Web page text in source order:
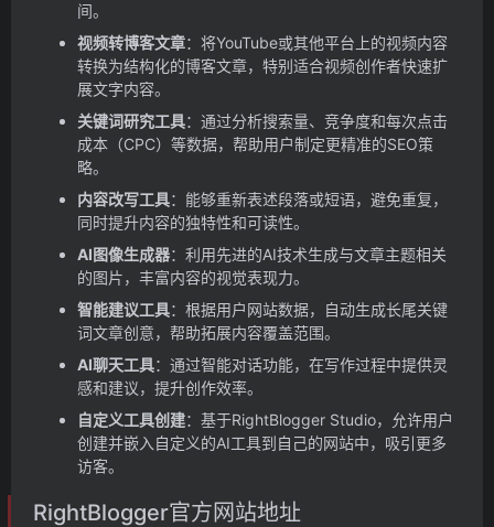
间。
视频转博客文章：将YouTube或其他平台上的视频内容
转换为结构化的博客文章，特别适合视频创作者快速扩
展文字内容。
关键词研究工具：通过分析搜索量、竞争度和每次点击
成本（CPC）等数据，帮助用户制定更精准的SEO策
略。
内容改写工具：能够重新表述段落或短语，避免重复，
同时提升内容的独特性和可读性。
AI图像生成器：利用先进的AI技术生成与文章主题相关
的图片，丰富内容的视觉表现力。
智能建议工具：根据用户网站数据，自动生成长尾关键
词文章创意，帮助拓展内容覆盖范围。
AI聊天工具：通过智能对话功能，在写作过程中提供灵
感和建议，提升创作效率。
自定义工具创建：基于RightBlogger Studio，允许用户
创建并嵌入自定义的AI工具到自己的网站中，吸引更多
访客。
RightBlogger官方网站地址